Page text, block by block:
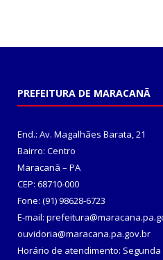
PREFEITURA DE MARACANÃ
End.: Av. Magalhães Barata, 21
Bairro: Centro
Maracanã – PA
CEP: 68710-000
Fone: (91) 98628-6723
E-mail:
ouvidoria@maracana.pa.gov.br
Horário de atendimento: Segunda